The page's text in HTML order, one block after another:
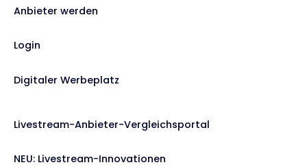
Anbieter werden
Login
Digitaler Werbeplatz
Livestream-Anbieter-Vergleichsportal
NEU: Livestream-Innovationen